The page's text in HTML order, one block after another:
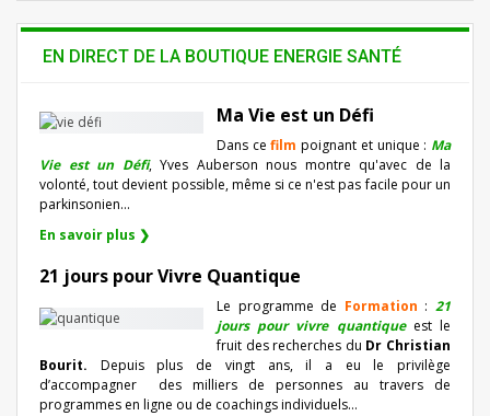
EN DIRECT DE LA BOUTIQUE ENERGIE SANTÉ
Ma Vie est un Défi
Dans cefilm poignant et unique : Ma
Vie est un Défi, Yves Auberson nous montre qu'avec de la
volonté, tout devient possible, même si ce n'est pas facile pour un
parkinsonien…
En savoir plus ❯
21 jours pour Vivre Quantique
Le programme de Formation :21
jours pour vivre quantiqueest le
fruit des recherches du Dr Christian
Bourit. Depuis plus de vingt ans, il a eu le privilège
d’accompagner
des milliers de personnes au travers de
programmes en ligne ou de coachings individuels…